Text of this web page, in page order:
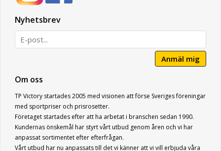
Nyhetsbrev
Anmäl mig
Om oss
TP Victory startades 2005 med visionen att förse Sveriges föreningar
med sportpriser och prisrosetter.
Företaget startades efter att ha arbetat i branschen sedan 1990.
Kundernas önskemål har styrt vårt utbud genom åren och vi har
anpassat sortimentet efter efterfrågan.
Vårt utbud har nu anpassats till det vi känner att vi vill erbjuda våra